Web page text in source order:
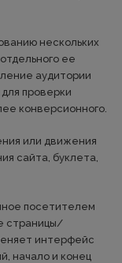
нескольких
ее
аудитории
проверки
конверсионного.
или движения
сайта, буклета,
посетителем
страницы/
интерфейс
начало и конец